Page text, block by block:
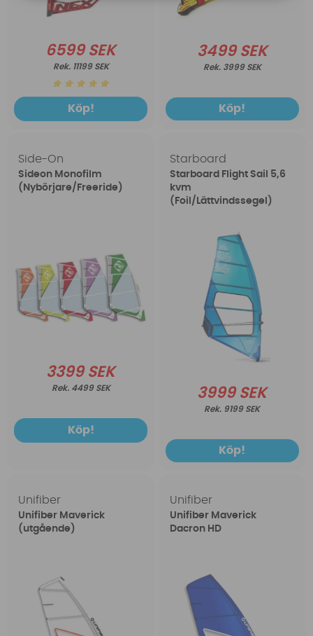
6599 SEK
11199 SEK
Köp!
3499 SEK
3999 SEK
Köp!
Side-On
Sideon Monofilm
(Nybörjare/Freeride)
3399 SEK
4499 SEK
Köp!
Starboard
Starboard Flight Sail 5,6
kvm
(Foil/Lättvindssegel)
3999 SEK
9199 SEK
Köp!
Unifiber
Unifiber Maverick
(utgående)
Unifiber
Unifiber Maverick
Dacron HD